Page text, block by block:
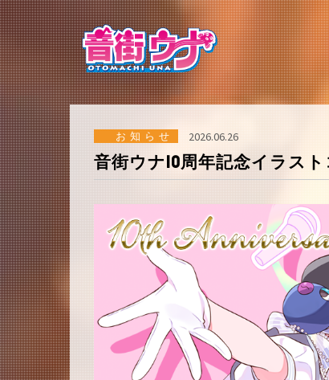
コ
ン
テ
ン
ツ
へ
ス
キ
ッ
プ
お知らせ 2026.06.26
音街ウナ10周年記念イラス